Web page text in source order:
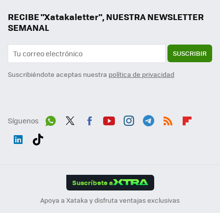
RECIBE "Xatakaletter", NUESTRA NEWSLETTER
SEMANAL
SUSCRIBIR
Suscribiéndote aceptas nuestra política de privacidad
Síguenos
Suscríbete a
Apoya a Xataka y disfruta ventajas exclusivas